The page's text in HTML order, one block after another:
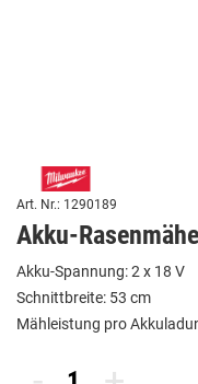
Art. Nr.: 1290189
Akku-
Akku-Spannung: 2 x 18 V
Schnittbreite: 53 cm
Mähleistung pro